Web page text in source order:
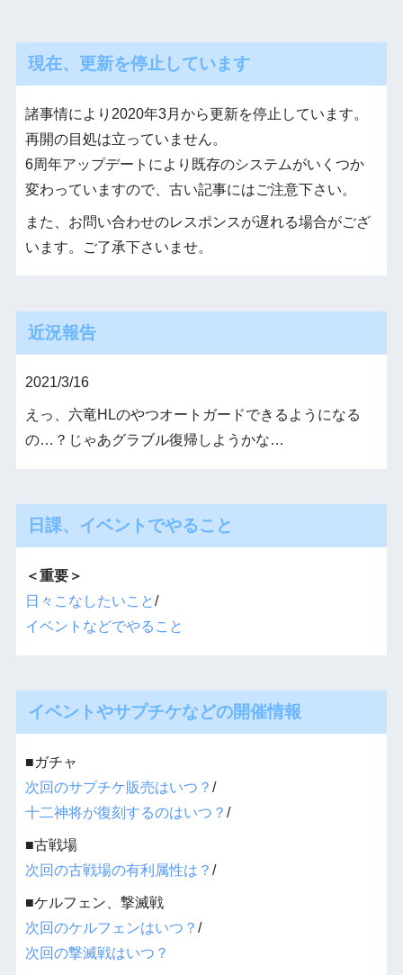
現在、更新を停止しています
諸事情により2020年3月から更新を停止しています。
再開の目処は立っていません。
6周年アップデートにより既存のシステムがいくつか
変わっていますので、古い記事にはご注意下さい。
また、お問い合わせのレスポンスが遅れる場合がござ
います。ご了承下さいませ。
近況報告
2021/3/16
えっ、六竜HLのやつオートガードできるようになる
の…？じゃあグラブル復帰しようかな…
日課、イベントでやること
＜重要＞
日々こなしたいこと/
イベントなどでやること
イベントやサプチケなどの開催情報
■ガチャ
次回のサプチケ販売はいつ？ /
十二神将が復刻するのはいつ？ /
■古戦場
次回の古戦場の有利属性は？ /
■ケルフェン、撃滅戦
次回のケルフェンはいつ？ /
次回の撃滅戦はいつ？